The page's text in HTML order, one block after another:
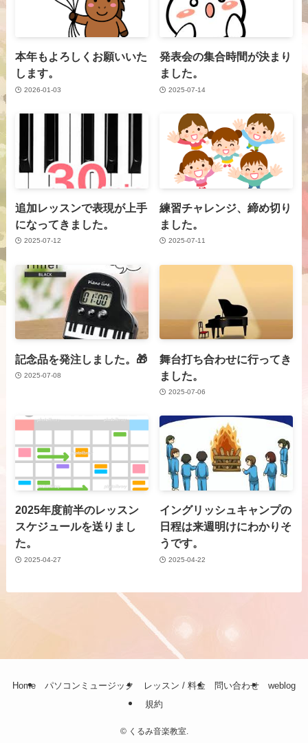
本年もよろしくお願いいた
します。
2026-01-03
発表会の集合時間が決まり
ました。
2025-07-14
追加レッスンで表現が上手
になってきました。
2025-07-12
練習チャレンジ、締め切り
ました。
2025-07-11
記念品を発注しました。🎁
2025-07-08
舞台打ち合わせに行ってき
ました。
2025-07-06
2025年度前半のレッスン
スケジュールを送りまし
た。
2025-04-27
イングリッシュキャンプの
日程は来週明けにわかりそ
うです。
2025-04-22
Home パソコンミュージック レッスン / 料金 問い合わせ
weblog
規約
©くるみ音楽教室.